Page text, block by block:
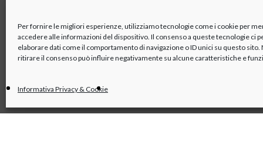
Per fornire le migliori esperienze, utilizziamo tecnologie come i cookie per
accedere alle informazioni del dispositivo. Il consenso a queste tecnologie ci
elaborare dati come il comportamento di navigazione o ID unici su questo
ritirare il consenso può influire negativamente su alcune caratteristiche e
Informativa Privacy & Cookie
Stockholders